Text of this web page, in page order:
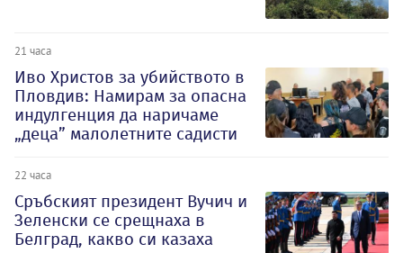
21 часа
Иво Христов за убийството в
Пловдив: Намирам за опасна
индулгенция да наричаме
„деца” малолетните садисти
22 часа
Сръбският президент Вучич и
Зеленски се срещнаха в
Белград, какво си казаха